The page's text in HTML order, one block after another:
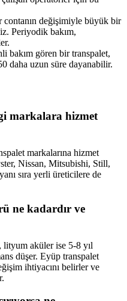
contanın değişimiyle büyük bir
Periyodik bakım,
bakım gören bir transpalet,
daha uzun süre dayanabilir.
markalara hizmet
markalarına hizmet
Nissan, Mitsubishi, Still,
sıra yerli üreticilere de
ne kadardır ve
aküler ise 5-8 yıl
düşer. Eyüp transpalet
ihtiyacını belirler ve